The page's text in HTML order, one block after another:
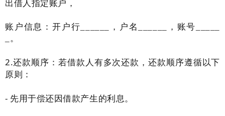
出借人指定账户 ，
账户信息：开户行 ______，户名______，账号_____
_。
2.还款顺序：若借款人有多次还款，还款顺序遵循以下
原则：
- 先用于偿还因借款产生的利息。